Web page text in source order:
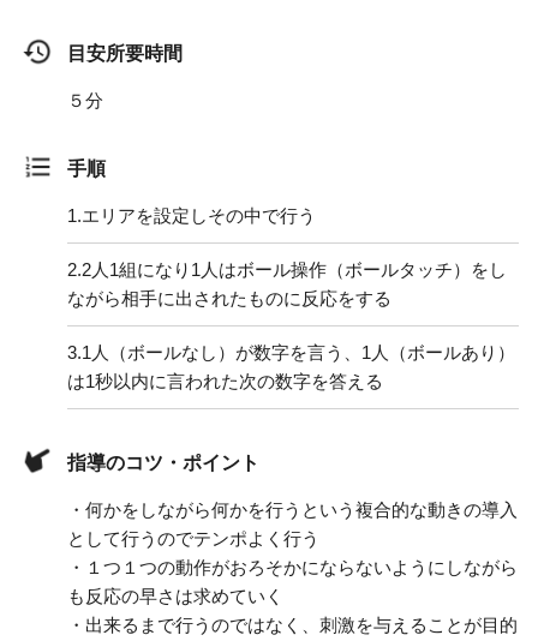
目安所要時間
５分
手順
1.エリアを設定しその中で行う
2.2人1組になり1人はボール操作（ボールタッチ）をし
ながら相手に出されたものに反応をする
3.1人（ボールなし）が数字を言う、1人（ボールあり）
は1秒以内に言われた次の数字を答える
指導のコツ・ポイント
・何かをしながら何かを行うという複合的な動きの導入
として行うのでテンポよく行う
・１つ１つの動作がおろそかにならないようにしながら
も反応の早さは求めていく
・出来るまで行うのではなく、刺激を与えることが目的